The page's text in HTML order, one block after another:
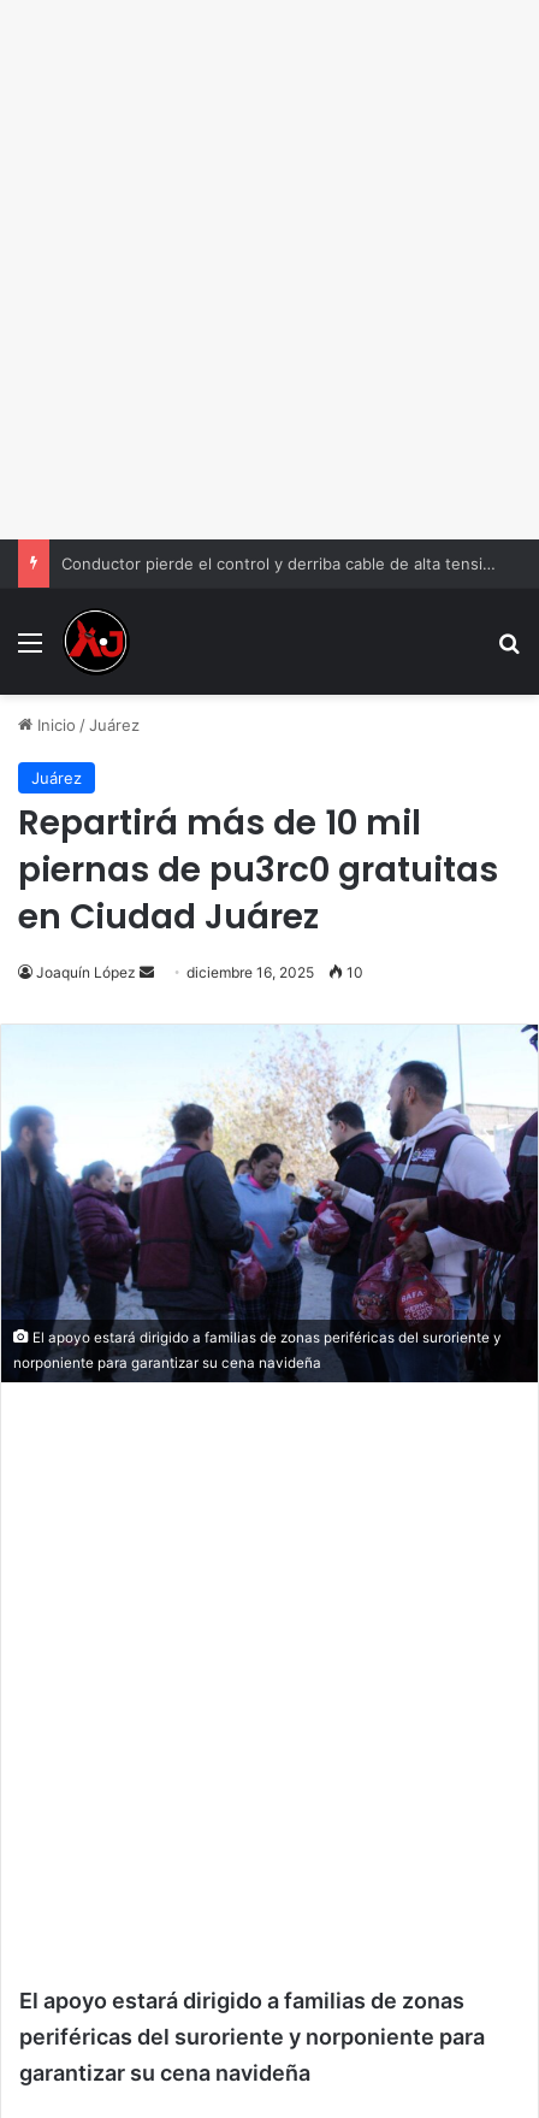
Conductor pierde el control y derriba cable de alta tensión
Menu
Inicio /Juárez
Juárez
Repartirá más de 10 mil
piernas de pu3rc0 gratuitas
en Ciudad Juárez
Joaquín López
Send
email
diciembre 16, 2025 10
El apoyo estará dirigido a familias de zonas periféricas del suroriente y
norponiente para garantizar su cena navideña
El apoyo estará dirigido a familias de zonas
periféricas del suroriente y norponiente para
garantizar su cena navideña